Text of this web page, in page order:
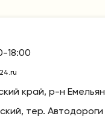
18:00
край, р-н
тер. Автодороги